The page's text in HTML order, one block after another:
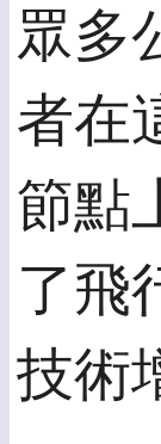
眾多
者在
節點
了飛
技術